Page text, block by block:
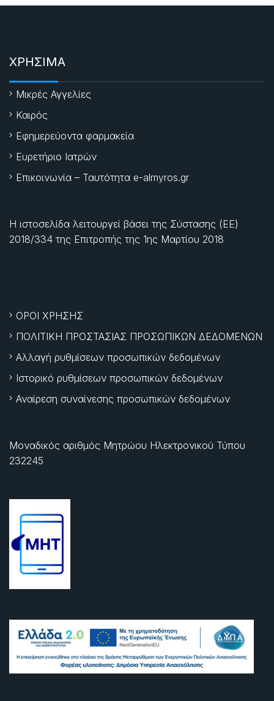
ΧΡΗΣΙΜΑ
Μικρές Αγγελίες
Καιρός
Εφημερεύοντα φαρμακεία
Ευρετήριο Ιατρών
Επικοινωνία – Ταυτότητα e-almyros.gr
Η ιστοσελίδα λειτουργεί βάσει της Σύστασης (ΕΕ)
2018/334 της Επιτροπής της 1ης Μαρτίου 2018
ΟΡΟΙ ΧΡΗΣΗΣ
ΠΟΛΙΤΙΚΗ ΠΡΟΣΤΑΣΙΑΣ ΠΡΟΣΩΠΙΚΩΝ ΔΕΔΟΜΕΝΩΝ
Αλλαγή ρυθμίσεων προσωπικών δεδομένων
Ιστορικό ρυθμίσεων προσωπικών δεδομένων
Αναίρεση συναίνεσης προσωπικών δεδομένων
Μοναδικός αριθμός Μητρώου Ηλεκτρονικού Τύπου
232245